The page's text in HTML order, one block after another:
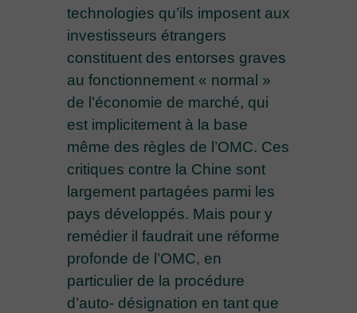
technologies qu’ils imposent aux
investisseurs étrangers
constituent des entorses graves
au fonctionnement « normal »
de l’économie de marché, qui
est implicitement à la base
même des règles de l’OMC. Ces
critiques contre la Chine sont
largement partagées parmi les
pays développés. Mais pour y
remédier il faudrait une réforme
profonde de l’OMC, en
particulier de la procédure
d’auto- désignation en tant que